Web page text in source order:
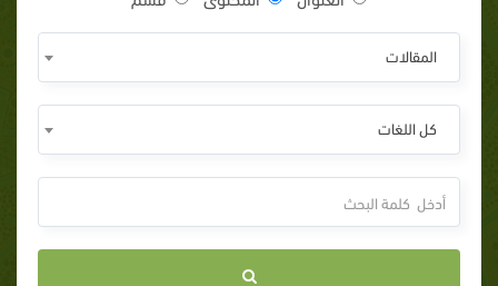
المقالات
كل اللغات